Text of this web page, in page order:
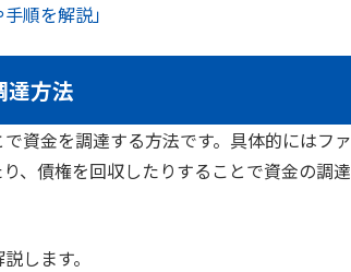
順を解説」
達方法
資金を調達する方法です。具体的にはファ
、債権を回収したりすることで資金の調達
します。